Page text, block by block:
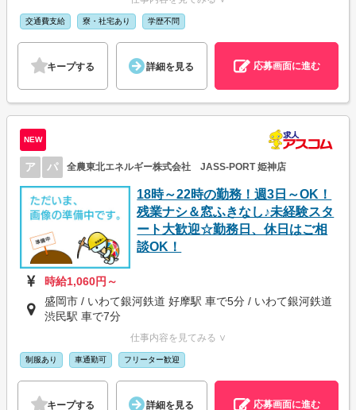
交通費支給 寮・社宅あり 学歴不問
キープする 詳細を見る 応募画面に進む
NEW
ア パ 全農東北エネルギー株式会社 JASS-PORT 姫神店
18時～22時の勤務！週3日～OK！
残業ナシ＆窓ふきなし♪未経験スタ
ート大歓迎☆勤務日、休日はご相
談OK！
時給1,060円～
盛岡市 / いわて銀河鉄道 好摩駅 車で5分 / いわて銀河鉄道
渋民駅 車で7分
仕事内容を見てみる ∨
制服あり 車通勤可 フリーター歓迎
キープする 詳細を見る 応募画面に進む